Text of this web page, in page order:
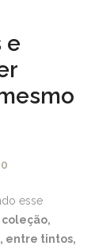
e
esse
entre tintos,